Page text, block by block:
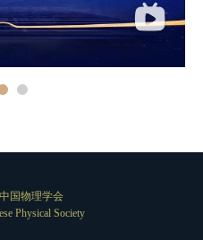
中国物理学会
Physical Society